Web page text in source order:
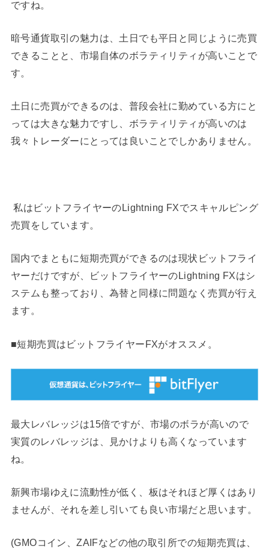
ですね。
暗号通貨取引の魅力は、土日でも平日と同じように売買
できることと、市場自体のボラティリティが高いことで
す。
土日に売買ができるのは、普段会社に勤めている方にと
っては大きな魅力ですし、ボラティリティが高いのは
我々トレーダーにとっては良いことでしかありません。
私はビットフライヤーのLightning FXでスキャルピング
売買をしています。
国内でまともに短期売買ができるのは現状ビットフライ
ヤーだけですが、ビットフライヤーのLightning FXはシ
ステムも整っており、為替と同様に問題なく売買が行え
ます。
■短期売買はビットフライヤーFXがオススメ。
最大レバレッジは15倍ですが、市場のボラが高いので
実質のレバレッジは、見かけよりも高くなっています
ね。
新興市場ゆえに流動性が低く、板はそれほど厚くはあり
ませんが、それを差し引いても良い市場だと思います。
(GMOコイン、ZAIFなどの他の取引所での短期売買は、